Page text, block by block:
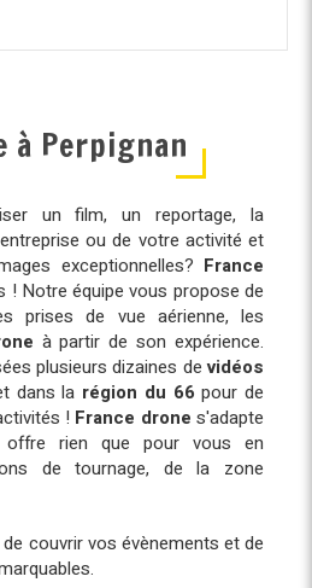
à Perpignan
un film, un reportage, la
ou de votre activité et
exceptionnelles? France
! Notre équipe vous propose de
prises de vue aérienne, les
à partir de son expérience.
plusieurs dizaines devidéos
dans la région du 66pour de
! France drone s'adapte
offre rien que pour vous en
de tournage, de la zone
couvrir vos évènements et de